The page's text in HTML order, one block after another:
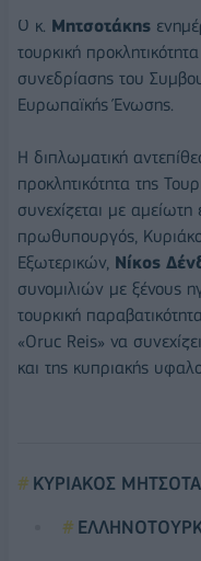
Ο κ. Μητσοτάκης
τουρκική
συνεδρίασης του
Ευρωπαϊκής Ένωσης.
Η διπλωματική
προκλητικότητα της
συνεχίζεται με
πρωθυπουργός,
Εξωτερικών, Νίκος
συνομιλιών με ξένους
τουρκική
«Oruc Reis» να
και της κυπριακής
ΚΥΡΙΑΚΟΣ